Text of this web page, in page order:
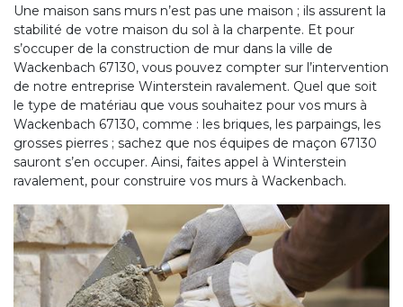
Une maison sans murs n’est pas une maison ; ils assurent la
stabilité de votre maison du sol à la charpente. Et pour
s’occuper de la construction de mur dans la ville de
Wackenbach 67130, vous pouvez compter sur l’intervention
de notre entreprise Winterstein ravalement. Quel que soit
le type de matériau que vous souhaitez pour vos murs à
Wackenbach 67130, comme : les briques, les parpaings, les
grosses pierres ; sachez que nos équipes de maçon 67130
sauront s’en occuper. Ainsi, faites appel à Winterstein
ravalement, pour construire vos murs à Wackenbach.